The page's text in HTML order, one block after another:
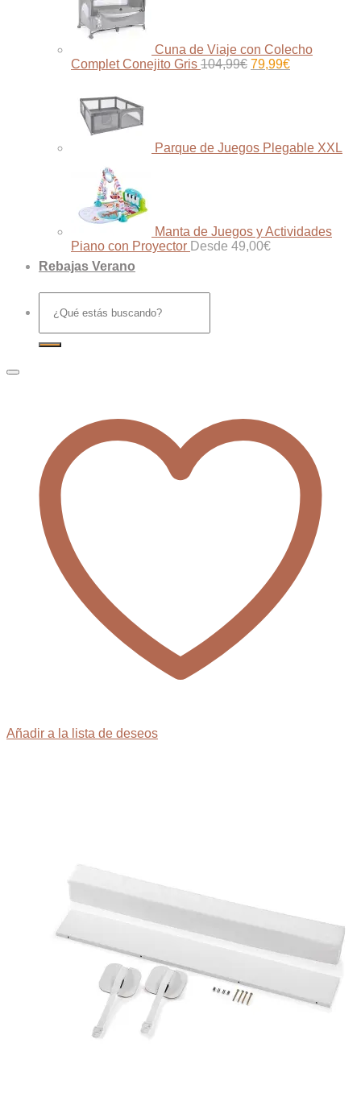
Cuna de Viaje con Colecho
Complet Conejito Gris 104,99€ El
79,99€El
Parque de Juegos Plegable XXL
Manta de Juegos y Actividades
Piano con Proyector Desde 49,00€
Rebajas Verano
por:
Añadir a la lista de deseos